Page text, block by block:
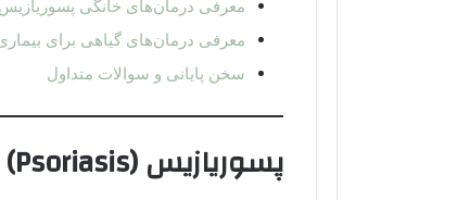
معرفی درمان‌های خانگی پسوریازیس
معرفی درمان‌های گیاهی برای
سخن پایانی و سوالات متداول
پسوریازیس (Psoriasis) چیست؟